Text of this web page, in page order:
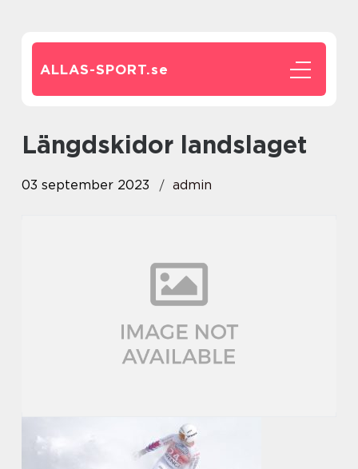
ALLAS-SPORT.se
längdskidor landslaget
03 september 2023 admin